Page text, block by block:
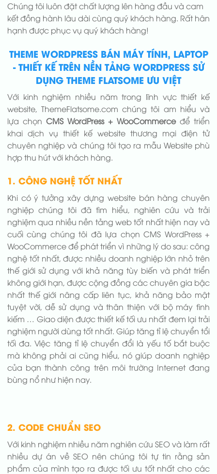
Chúng tôi luôn đặt chất lượng lên hàng đầu và cam
kết đồng hành lâu dài cùng quý khách hàng. Rất hân
hạnh được phục vụ quý khách hàng!
THEME WORDPRESS BÁN MÁY TÍNH, LAPTOP
- THIẾT KẾ TRÊN NỀN TẢNG WORDPRESS SỬ
DỤNG THEME FLATSOME ƯU VIỆT
Với kinh nghiệm nhiều năm trong lĩnh vực thiết kế
website, ThemeFlatsome.com chúng tôi am hiểu và
lựa chọn CMS WordPress + WooCommerceđể triển
khai dịch vụ thiết kế website thương mại điện tử
chuyên nghiệp và chúng tôi tạo ra mẫu Website phù
hợp thu hút với khách hàng.
1. CÔNG NGHỆ TỐT NHẤT
Khi có ý tưởng xây dựng website bán hàng chuyên
nghiệp chúng tôi đã tìm hiểu, nghiên cứu và trải
nghiệm qua nhiều nền tảng web tốt nhất hiện nay và
cuối cùng chúng tôi đã lựa chọn CMS WordPress +
WooCommerce để phát triển vì những lý do sau: công
nghệ tốt nhất, được nhiều doanh nghiệp lớn nhỏ trên
thế giới sử dụng với khả năng tùy biến và phát triển
không giới hạn, được cộng đồng các chuyên gia bậc
nhất thế giới nâng cấp liên tục, khả năng bảo mật
tuyệt vời, dễ sử dụng và thân thiện với bộ máy tình
kiếm … Giao diện được thiết kế tối ưu nhất đem lại trải
nghiệm người dùng tốt nhất. Giúp tăng tỉ lệ chuyển tổi
tối đa. Việc tăng tỉ lệ chuyển đổi là yếu tố bắt buộc
mà không phải ai cũng hiểu, nó giúp doanh nghiệp
của bạn thành công trên môi trường Internet đang
bùng nổ như hiện nay.
2. CODE CHUẨN SEO
Với kinh nghiệm nhiều năm nghiên cứu SEO và làm rất
nhiều dự án về SEO nên chúng tôi tự tin rằng sản
phẩm của mình tạo ra được tối ưu tốt nhất cho các